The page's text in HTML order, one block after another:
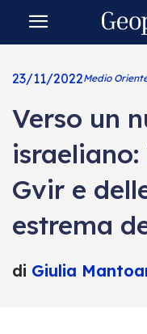
23/11/2022Medio
Verso un
Gvir e
estrema
di Giulia